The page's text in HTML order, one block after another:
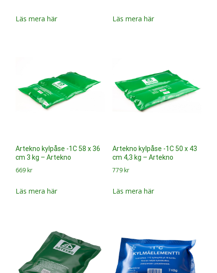
Läs mera här Läs mera här
Artekno kylpåse -1C 58 x 36
cm 3 kg – Artekno
669 kr
Läs mera här
Artekno kylpåse -1C 50 x 43
cm 4,3 kg – Artekno
779 kr
Läs mera här